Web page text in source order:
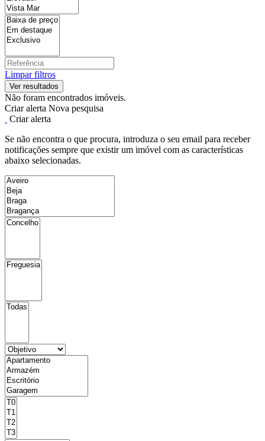
Limpar filtros
Não foram encontrados imóveis.
Criar alerta Nova pesquisa
Criar alerta
Se não encontra o que procura, introduza o seu email para receber
notificações sempre que existir um imóvel com as características
abaixo selecionadas.